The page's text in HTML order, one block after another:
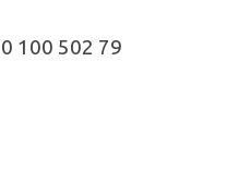
100 502 79